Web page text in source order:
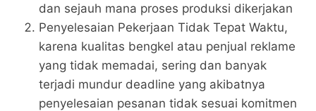
dan sejauh mana proses produksi dikerjakan
Penyelesaian Pekerjaan Tidak Tepat Waktu,
karena kualitas bengkel atau penjual reklame
yang tidak memadai, sering dan banyak
terjadi mundur deadline yang akibatnya
penyelesaian pesanan tidak sesuai komitmen